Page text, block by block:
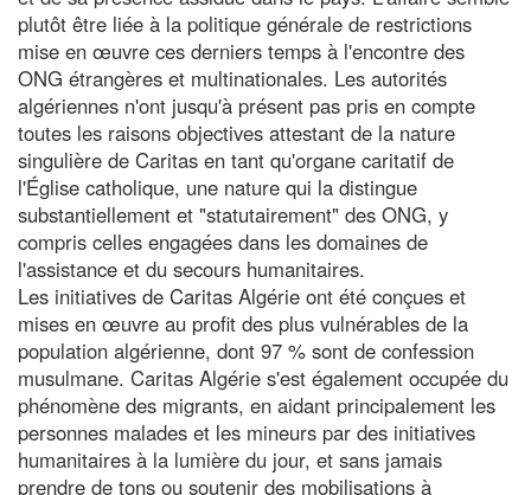
plutôt être liée à la politique générale de restrictions
mise en œuvre ces derniers temps à l'encontre des
ONG étrangères et multinationales. Les autorités
algériennes n'ont jusqu'à présent pas pris en compte
toutes les raisons objectives attestant de la nature
singulière de Caritas en tant qu'organe caritatif de
l'Église catholique, une nature qui la distingue
substantiellement et "statutairement" des ONG, y
compris celles engagées dans les domaines de
l'assistance et du secours humanitaires.
Les initiatives de Caritas Algérie ont été conçues et
mises en œuvre au profit des plus vulnérables de la
population algérienne, dont 97 % sont de confession
musulmane. Caritas Algérie s'est également occupée du
phénomène des migrants, en aidant principalement les
personnes malades et les mineurs par des initiatives
humanitaires à la lumière du jour, et sans jamais
prendre de tons ou soutenir des mobilisations à